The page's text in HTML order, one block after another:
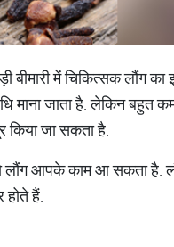
बीमारी में चिकित्सक लौंग
माना जाता है. लेकिन बहुत
किया जा सकता है.
लौंग आपके काम आ सकता है.
होते हैं.